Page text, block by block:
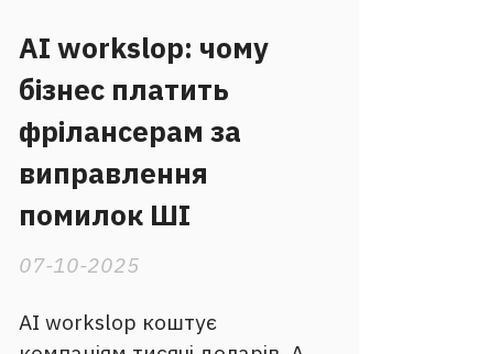
AI workslop: чому
бізнес платить
фрілансерам за
виправлення
помилок ШІ
07-10-2025
AI workslop коштує